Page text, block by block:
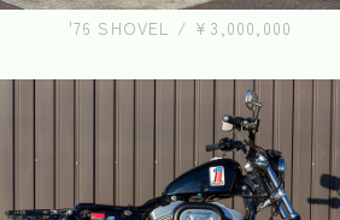
'76 SHOVEL / ¥3,000,000